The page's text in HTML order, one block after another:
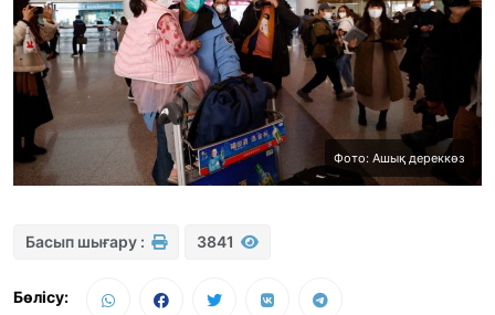
Фото: Ашық дереккөз
Басып шығару : 3841
Бөлісу: